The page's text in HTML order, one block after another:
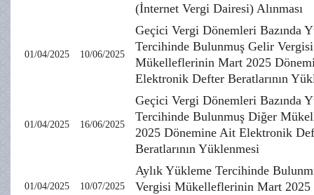
(İnternet Vergi Dairesi) Alınması
01/04/2025 10/06/2025
Geçici Vergi Dönemleri Bazında
Tercihinde Bulunmuş Gelir Vergisi
Mükelleflerinin Mart 2025
Elektronik Defter Beratlarının
01/04/2025 16/06/2025
Geçici Vergi Dönemleri Bazında
Tercihinde Bulunmuş Diğer
2025 Dönemine Ait Elektronik
Beratlarının Yüklenmesi
01/04/2025 10/07/2025
Aylık Yükleme Tercihinde
Vergisi Mükelleflerinin Mart 2025